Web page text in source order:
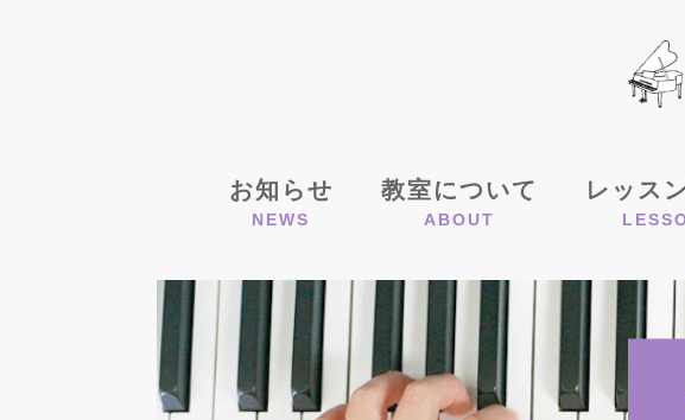
お知らせ
NEWS
教室について
ABOUT
レッス